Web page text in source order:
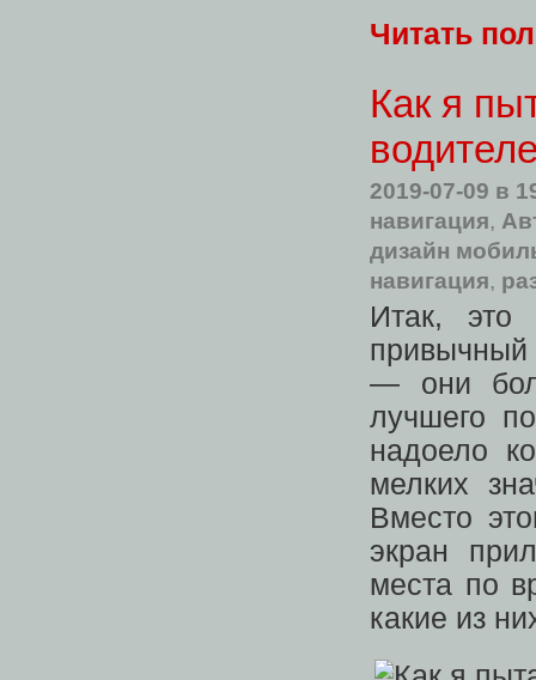
Читать
Как я
2019-07-09 в
навигация,
дизайн
навигация,
Итак, это
привычный
— они
лучшего
надоело
мелких
Вместо
экран
места по
какие из